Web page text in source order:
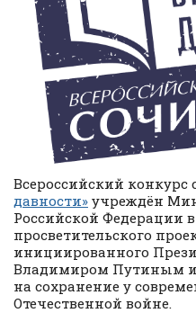
Всероссийский конкурс
давности» учреждён
Российской Федерации
просветительского
инициированного
Владимиром Путиным и
на сохранение у
Отечественной войне.